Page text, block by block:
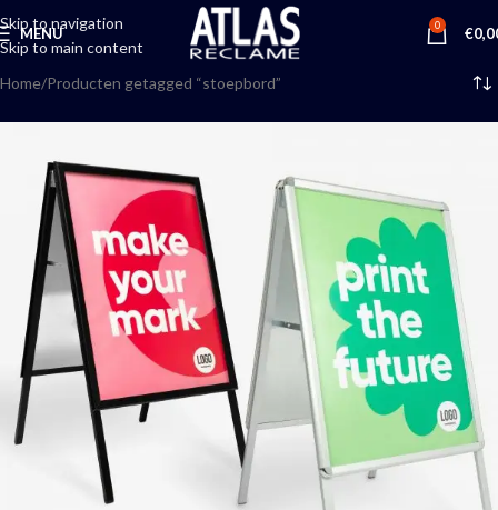
Skip to navigation
Skip to main content
MENU 0 €
Home Producten getagged “stoepbord”